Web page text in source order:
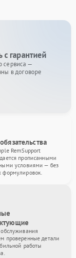
с гарантией
сервиса —
в договоре
RemSupport
прописанными
условиями — без
формулировок.
проверенные детали
работы